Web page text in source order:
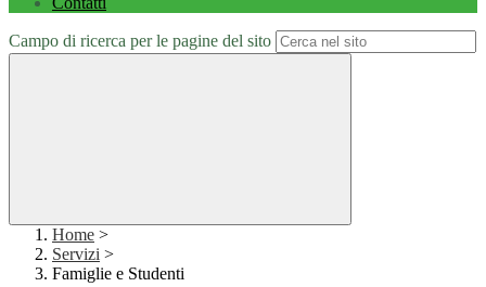
Campo di ricerca per le pagine del sito
Home >
Servizi >
Famiglie e Studenti